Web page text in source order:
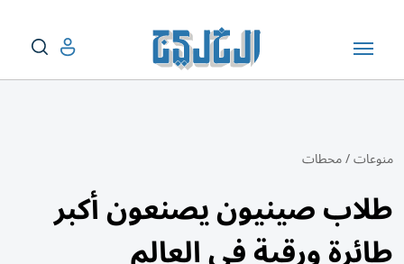
منوعات/محطات
طلاب صينيون يصنعون أكبر